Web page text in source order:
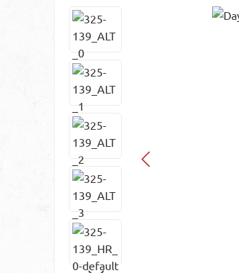
Bildergalerie überspringen